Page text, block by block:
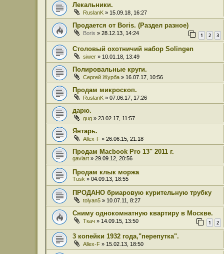
Лекальники.
RuslanK » 15.09.18, 16:27
Продается от Boris. (Раздел разное)
Boris » 28.12.13, 14:24 1 2 3
Столовый охотничий набор Solingen
siwer » 10.01.18, 13:49
Полировальные круги.
Сергей Журба » 16.07.17, 10:56
Продам микроскоп.
RuslanK » 07.06.17, 17:26
дарю.
gug » 23.02.17, 11:57
Янтарь.
Allex-F » 26.06.15, 21:18
Продам Macbook Pro 13" 2011 г.
gaviart » 29.09.12, 20:56
Продам клык моржа
Tusk » 04.09.13, 18:55
ПРОДАНО бриаровую курительную трубку
tolyan5 » 10.07.11, 8:27
Сниму однокомнатную квартиру в Москве.
Ткач » 14.09.15, 13:50 1 2
3 копейки 1932 года,"перепутка".
Allex-F » 15.02.13, 18:50